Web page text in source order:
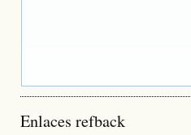
Enlaces refback